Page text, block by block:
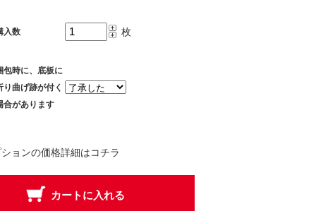
入数 枚
包時に、底板に
り曲げ跡が付く
合があります
ョンの価格詳細はコチラ